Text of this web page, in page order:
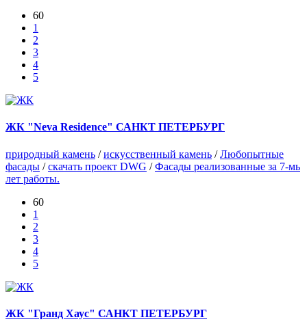
60
1
2
3
4
5
ЖК "Neva Residence" САНКТ ПЕТЕРБУРГ
природный камень /искусственный камень /Любопытные
фасады /скачать проект DWG /Фасады реализованные за 7-мь
лет работы.
60
1
2
3
4
5
ЖК "Гранд Хаус" САНКТ ПЕТЕРБУРГ